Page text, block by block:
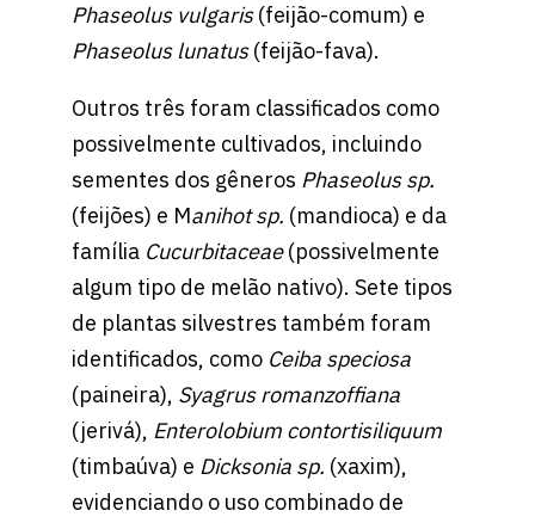
Phaseolus vulgaris(feijão-comum) e
Phaseolus lunatus(feijão-fava).
Outros três foram classificados como
possivelmente cultivados, incluindo
sementes dos gêneros Phaseolus sp.
(feijões) e Manihot sp. (mandioca) e da
família Cucurbitaceae(possivelmente
algum tipo de melão nativo). Sete tipos
de plantas silvestres também foram
identificados, como Ceiba speciosa
(paineira), Syagrus romanzoffiana
(jerivá), Enterolobium contortisiliquum
(timbaúva) e Dicksonia sp. (xaxim),
evidenciando o uso combinado de